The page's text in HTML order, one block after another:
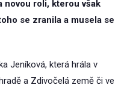
novou roli, kterou však
se zranila a musela se
Jeníková, která hrála v
a Zdivočelá země či ve